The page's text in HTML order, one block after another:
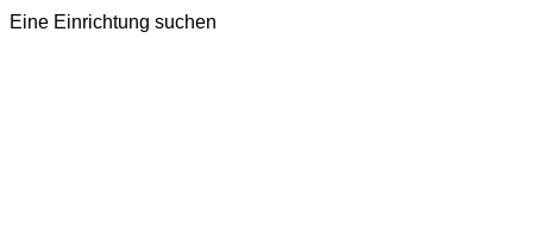
Eine Einrichtung suchen